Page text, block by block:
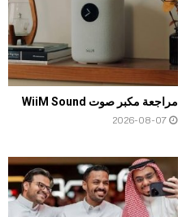
مراجعة مكبر صوت WiiM Sound
2026-08-07